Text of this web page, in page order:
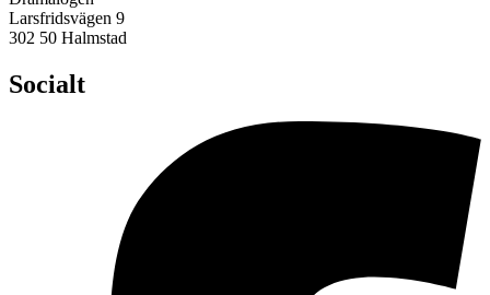
Larsfridsvägen 9
302 50 Halmstad
Socialt